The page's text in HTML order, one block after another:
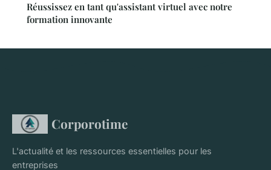
Réussissez en tant qu'assistant virtuel avec notre
formation innovante
Corporotime
L'actualité et les ressources essentielles pour les
entreprises